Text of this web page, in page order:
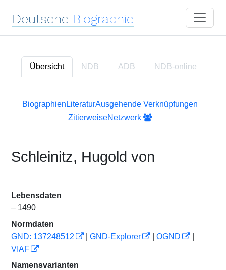
Deutsche Biographie
Übersicht NDB ADB NDB-online
Biographien LiteraturAusgehende Verknüpfungen
ZitierweiseNetzwerk
Schleinitz, Hugold von
Lebensdaten
– 1490
Normdaten
GND: 137248512
GND-Explorer OGND
VIAF
Namensvarianten